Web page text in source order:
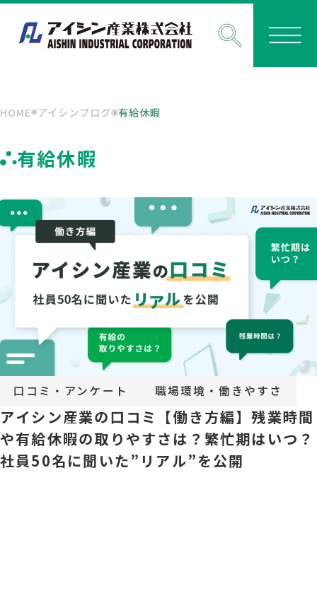
HOME アイシンブログ 有給休暇
有給休暇
口コミ・アンケート 職場環境・働きやすさ
アイシン産業の口コミ【働き方編】残業時間
や有給休暇の取りやすさは？繁忙期はいつ？
社員50名に聞いた”リアル”を公開